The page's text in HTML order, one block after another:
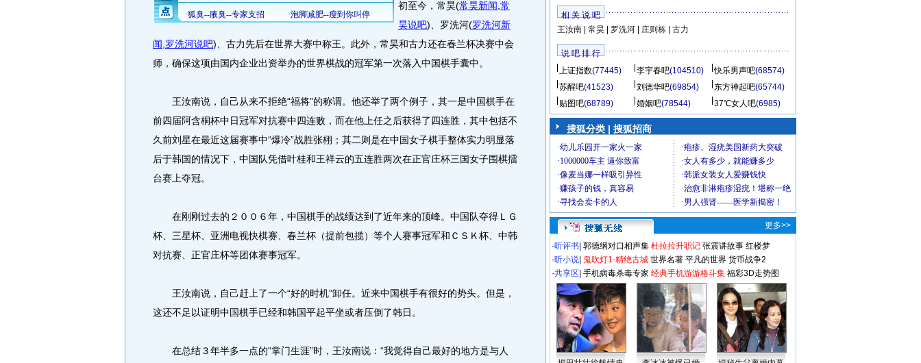
初至今，常昊(常昊新闻 常
昊说吧) 、罗洗河(罗洗河新
闻 罗洗河说吧) 、古力先后在世界大赛中称王。此外，常昊和古力还在春兰杯决赛中会
师，确保这项由国内企业出资举办的世界棋战的冠军第一次落入中国棋手囊中。
王汝南说，自己从来不拒绝“福将”的称谓。他还举了两个例子，其一是中国棋手在
前四届阿含桐杯中日冠军对抗赛中四连败，而在他上任之后获得了四连胜，其中包括不
久前刘星在最近这届赛事中“爆冷”战胜张栩；其二则是在中国女子棋手整体实力明显落
后于韩国的情况下，中国队凭借叶桂和王祥云的五连胜两次在正官庄杯三国女子围棋擂
台赛上夺冠。
在刚刚过去的２００６年，中国棋手的战绩达到了近年来的顶峰。中国队夺得ＬＧ
杯、三星杯、亚洲电视快棋赛、春兰杯（提前包揽）等个人赛事冠军和ＣＳＫ杯、中韩
对抗赛、正官庄杯等团体赛事冠军。
王汝南说，自己赶上了一个“好的时机”卸任。近来中国棋手有很好的势头。但是，
这还不足以证明中国棋手已经和韩国平起平坐或者压倒了韩日。
在总结３年半多一点的“掌门生涯”时，王汝南说：“我觉得自己最好的地方是与人
相 关 说 吧
王汝南| 常昊| 罗洗河| 庄则栋| 古力
说 吧 排 行
上证指数(77445) 李宇春吧(104510) 快乐男声吧(68574)
苏醒吧(41523) 刘德华吧(69854) 东方神起吧(65744)
贴图吧(68789) 婚姻吧(78544) 37℃女人吧(6985)
搜狐分类 | 搜狐招商
更多>>
·听评书 郭德纲对口相声集 杜拉拉升职记 张震讲故事 红楼梦
·听小说 鬼吹灯1-精绝古城 世界名著 平凡的世界 货币战争2
·共享区 手机病毒杀毒专家 经典手机游游格斗集 福彩3D走势图